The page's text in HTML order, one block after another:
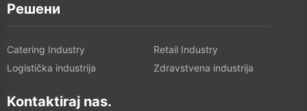
Решени
Catering Industry
Retail Industry
Logistička industrija
Zdravstvena industrija
Kontaktiraj nas.